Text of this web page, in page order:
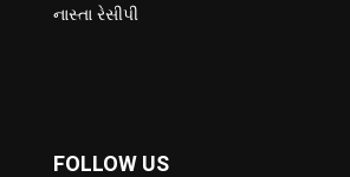
નાસ્તા રેસીપી
FOLLOW US